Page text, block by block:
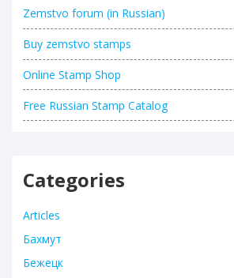
Zemstvo forum (in Russian)
Buy zemstvo stamps
Online Stamp Shop
Free Russian Stamp Catalog
Categories
Articles
Бахмут
Бежецк